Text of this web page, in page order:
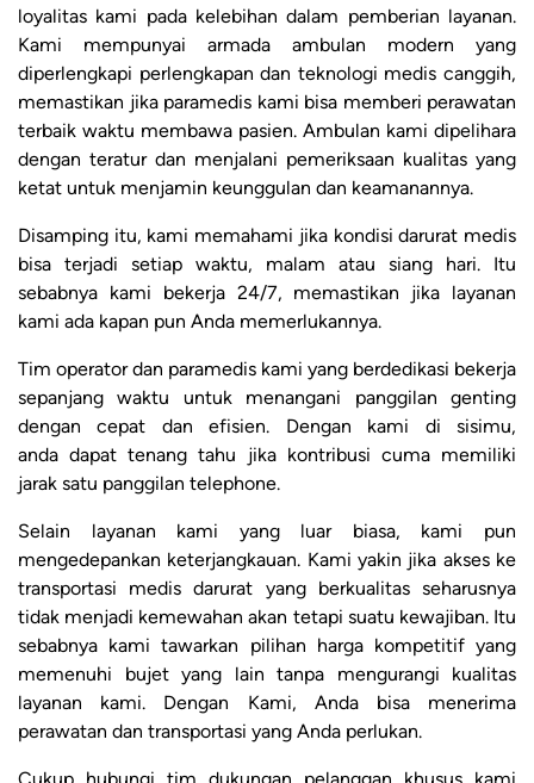
loyalitas kami pada kelebihan dalam pemberian layanan.
Kami mempunyai armada ambulan modern yang
diperlengkapi perlengkapan dan teknologi medis canggih,
memastikan jika paramedis kami bisa memberi perawatan
terbaik waktu membawa pasien. Ambulan kami dipelihara
dengan teratur dan menjalani pemeriksaan kualitas yang
ketat untuk menjamin keunggulan dan keamanannya.
Disamping itu, kami memahami jika kondisi darurat medis
bisa terjadi setiap waktu, malam atau siang hari. Itu
sebabnya kami bekerja 24/7, memastikan jika layanan
kami ada kapan pun Anda memerlukannya.
Tim operator dan paramedis kami yang berdedikasi bekerja
sepanjang waktu untuk menangani panggilan genting
dengan cepat dan efisien. Dengan kami di sisimu,
anda dapat tenang tahu jika kontribusi cuma memiliki
jarak satu panggilan telephone.
Selain layanan kami yang luar biasa, kami pun
mengedepankan keterjangkauan. Kami yakin jika akses ke
transportasi medis darurat yang berkualitas seharusnya
tidak menjadi kemewahan akan tetapi suatu kewajiban. Itu
sebabnya kami tawarkan pilihan harga kompetitif yang
memenuhi bujet yang lain tanpa mengurangi kualitas
layanan kami. Dengan Kami, Anda bisa menerima
perawatan dan transportasi yang Anda perlukan.